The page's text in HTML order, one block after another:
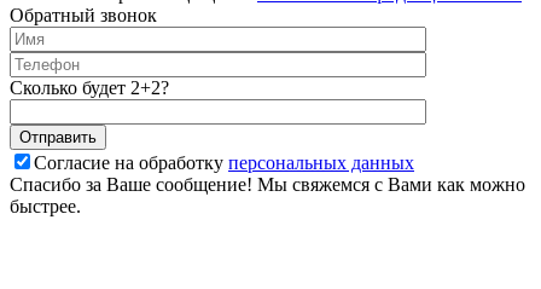
Обратный звонок
Сколько будет 2+2?
Согласие на обработку персональных данных
Спасибо за Ваше сообщение! Мы свяжемся с Вами как можно
быстрее.